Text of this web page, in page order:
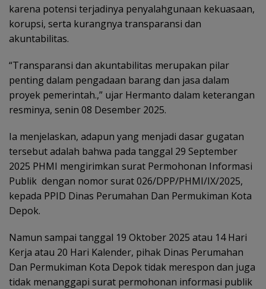
karena potensi terjadinya penyalahgunaan kekuasaan,
korupsi, serta kurangnya transparansi dan
akuntabilitas.
“Transparansi dan akuntabilitas merupakan pilar
penting dalam pengadaan barang dan jasa dalam
proyek pemerintah.,” ujar Hermanto dalam keterangan
resminya, senin 08 Desember 2025.
Ia menjelaskan, adapun yang menjadi dasar gugatan
tersebut adalah bahwa pada tanggal 29 September
2025 PHMI mengirimkan surat Permohonan Informasi
Publik dengan nomor surat 026/DPP/PHMI/IX/2025,
kepada PPID Dinas Perumahan Dan Permukiman Kota
Depok.
Namun sampai tanggal 19 Oktober 2025 atau 14 Hari
Kerja atau 20 Hari Kalender, pihak Dinas Perumahan
Dan Permukiman Kota Depok tidak merespon dan juga
tidak menanggapi surat permohonan informasi publik